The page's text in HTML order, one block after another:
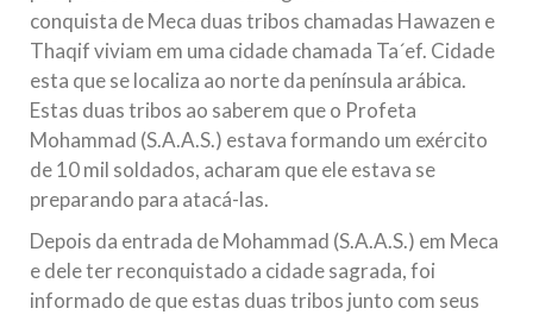
conquista de Meca duas tribos chamadas Hawazen e
Thaqif viviam em uma cidade chamada Ta´ef. Cidade
esta que se localiza ao norte da península arábica.
Estas duas tribos ao saberem que o Profeta
Mohammad (S.A.A.S.) estava formando um exército
de 10 mil soldados, acharam que ele estava se
preparando para atacá-las.
Depois da entrada de Mohammad (S.A.A.S.) em Meca
e dele ter reconquistado a cidade sagrada, foi
informado de que estas duas tribos junto com seus